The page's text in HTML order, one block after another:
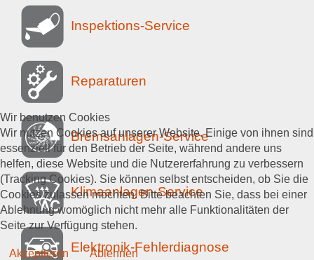
Inspektions-Service
Reparaturen
Bremsanlagen-Service
Klimaanlagen-Service
Elektronik-Fehlerdiagnose
Wir benutzen Cookies
Wir nutzen Cookies auf unserer Website. Einige von ihnen sind
essenziell für den Betrieb der Seite, während andere uns
helfen, diese Website und die Nutzererfahrung zu verbessern
(Tracking Cookies). Sie können selbst entscheiden, ob Sie die
Cookies zulassen möchten. Bitte beachten Sie, dass bei einer
Ablehnung womöglich nicht mehr alle Funktionalitäten der
Seite zur Verfügung stehen.
Akzeptieren
Ablehnen